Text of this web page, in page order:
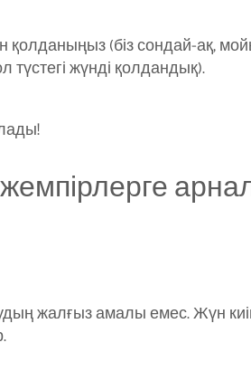
қолданыңыз (біз сондай-ақ,
түстегі жүнді қолдандық).
жемпірлерге
жалғыз амалы емес. Жүн